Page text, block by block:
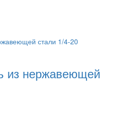
из нержавеющей